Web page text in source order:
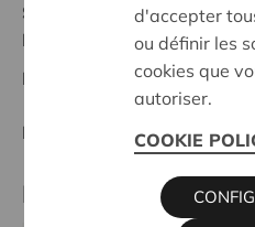
Statut:
Brugge
Date de décision:15/10/
Décision: Approuvé
Partenaire
d'accepter
ou définir les
cookies que
autoriser.
COOKIE